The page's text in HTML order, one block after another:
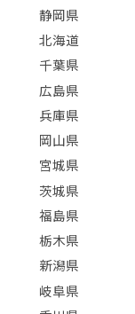
静岡県
北海道
千葉県
広島県
兵庫県
岡山県
宮城県
茨城県
福島県
栃木県
新潟県
岐阜県